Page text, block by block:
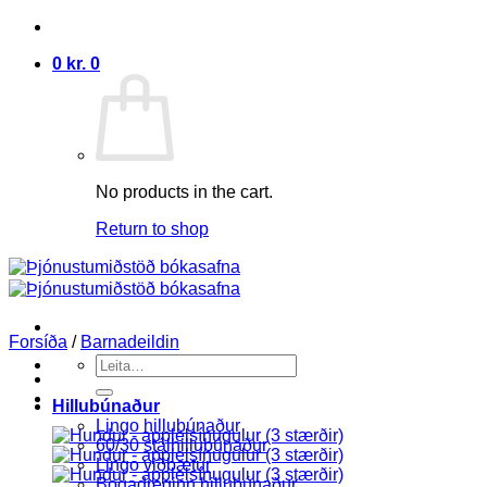
Skip
content
0 kr. 0
No products in the cart.
Return to shop
Search
for:
Hillubúnaður
Lingo hillubúnaður
60/30 stálhillubúnaður
Lingo viðbætur
Forsíða / Barnadeildin